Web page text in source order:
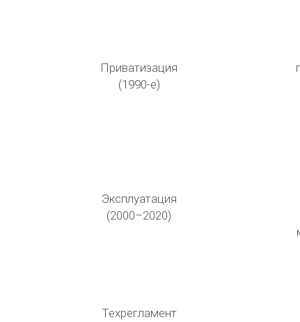
Приватизация
(1990-е)
Эксплуатация
(2000–2020)
Техрегламент